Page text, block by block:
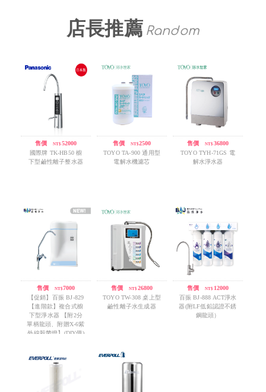
店長推薦 Random
售價 /NT$52000
國際牌 TK-HB50 櫥
下型鹼性離子整水器
售價/ NT$2500
TOYO TA-900 通用型
電解水機濾芯
售價 /NT$36800
TOYO TYH-71GS 電
解水淨水器
售價/ NT$7000
【促銷】百振 BJ-829
【進階款】複合式櫥
下型淨水器 【附2分
單柄龍頭、附贈X-6紫
外線殺菌燈】(DIY價)
售價 /NT$26800
TOYO TW-308 桌上型
鹼性離子水生成器
售價 /NT$ 12000
百振 BJ-888 ACT淨水
器(附LF低鉛認證不銹
鋼龍頭）